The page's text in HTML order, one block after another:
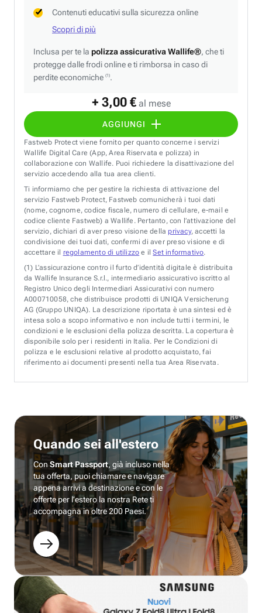
+ 3,00 € al mese
AGGIUNGI
Contenuti educativi sulla sicurezza online
Scopri di più
Inclusa per te la polizza assicurativa Wallife®, che ti
protegge dalle frodi online e ti rimborsa in caso di
perdite economiche (1).
Fastweb Protect viene fornito per quanto concerne i servizi
Wallife Digital Care (App, Area Riservata e polizza) in
collaborazione con Wallife. Puoi richiedere la disattivazione del
servizio accedendo alla tua area clienti.
Ti informiamo che per gestire la richiesta di attivazione del
servizio Fastweb Protect, Fastweb comunicherà i tuoi dati
(nome, cognome, codice fiscale, numero di cellulare, e-mail e
codice cliente Fastweb) a Wallife. Pertanto, con l’attivazione del
servizio, dichiari di aver preso visione della privacy, accetti la
condivisione dei tuoi dati, confermi di aver preso visione e di
accettare il regolamento di utilizzo e ilSet informativo.
(1) L’assicurazione contro il furto d’identità digitale è distribuita
da Wallife Insurance S.r.l., intermediario assicurativo iscritto al
Registro Unico degli Intermediari Assicurativi con numero
A000710058, che distribuisce prodotti di UNIQA Versicherung
AG (Gruppo UNIQA). La descrizione riportata è una sintesi ed è
intesa solo a scopo informativo e non include tutti i termini, le
condizioni e le esclusioni della polizza descritta. La copertura è
disponibile solo per i residenti in Italia. Per le Condizioni di
polizza e le esclusioni relative al prodotto acquistato, fai
riferimento ai documenti presenti nella tua Area Riservata.
Quando sei all'estero
ConSmart Passport, già incluso nella
tua offerta, puoi chiamare e navigare
appena arrivi a destinazione e con le
offerte per l’estero la nostra Rete ti
accompagna in oltre 200 Paesi.